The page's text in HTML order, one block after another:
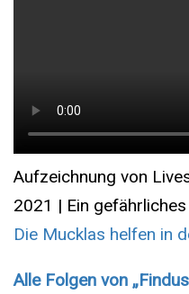
Aufzeichnung von
2021 | Ein
Die Mucklas helfen in
Alle Folgen von